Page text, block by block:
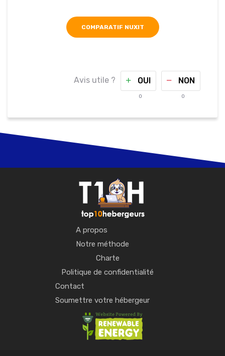
COMPARATIF NUXIT
Avis utile ? OUI
0
NON
0
A propos
Notre méthode
Charte
Politique de confidentialité
Contact
Soumettre votre hébergeur